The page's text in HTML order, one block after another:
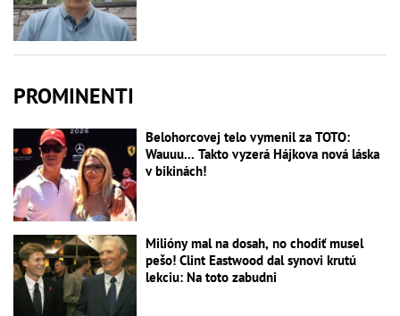
PROMINENTI
Belohorcovej telo vymenil za TOTO:
Wauuu... Takto vyzerá Hájkova nová láska
v bikinách!
Milióny mal na dosah, no chodiť musel
pešo! Clint Eastwood dal synovi krutú
lekciu: Na toto zabudni